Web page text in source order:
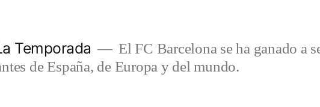
Temporada
El FC Barcelona se ha ganado a
de España, de Europa y del mundo.